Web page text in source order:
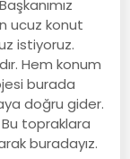
ucuz konut
istiyoruz.
Hem konum
burada
doğru gider.
Bu topraklara
buradayız.